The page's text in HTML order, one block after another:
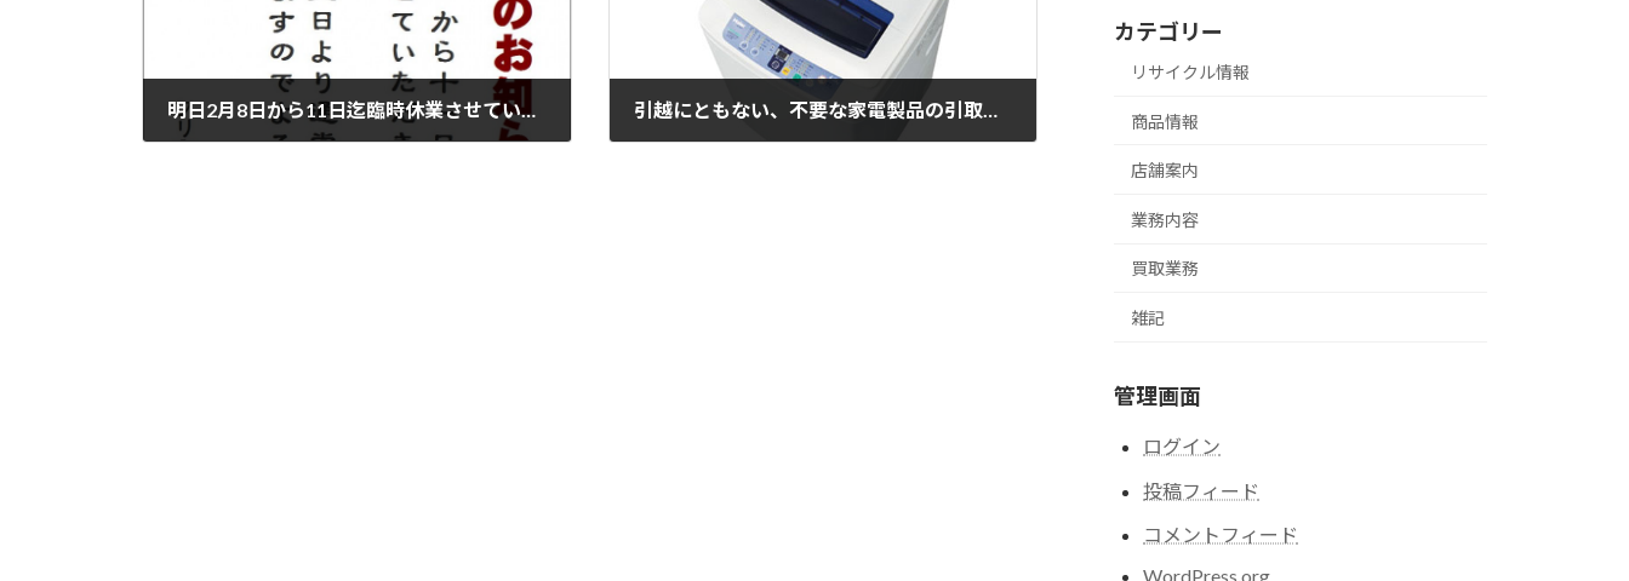
明日2月8日から11日迄臨時休業させていただきます。 引越にともない、不要な家電製品の引取を行います。
カテゴリー
リサイクル情報
商品情報
店舗案内
業務内容
買取業務
雑記
管理画面
ログイン
投稿フィード
コメントフィード
WordPress.org